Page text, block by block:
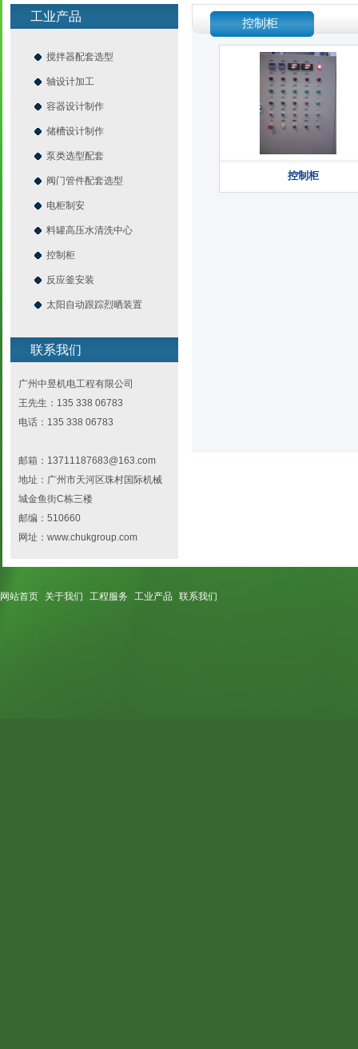
工业产品
搅拌器配套选型
轴设计加工
容器设计制作
储槽设计制作
泵类选型配套
阀门管件配套选型
电柜制安
料罐高压水清洗中心
控制柜
反应釜安装
太阳自动跟踪烈晒装置
联系我们
广州中昱机电工程有限公司
王先生：135 338 06783
电话：135 338 06783
邮箱：13711187683@163.com
地址：广州市天河区珠村国际机械
城金鱼街C栋三楼
邮编：510660
网址：www.chukgroup.com
控制柜
控制柜
网站首页 关于我们 工程服务 工业产品 联系我们